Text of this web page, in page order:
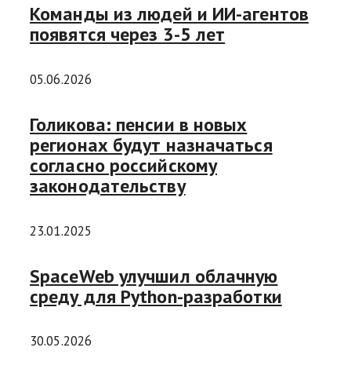
Команды из людей и ИИ-агентов
появятся через 3-5 лет
05.06.2026
Голикова: пенсии в новых
регионах будут назначаться
согласно российскому
законодательству
23.01.2025
SpaceWeb улучшил облачную
среду для Python-разработки
30.05.2026